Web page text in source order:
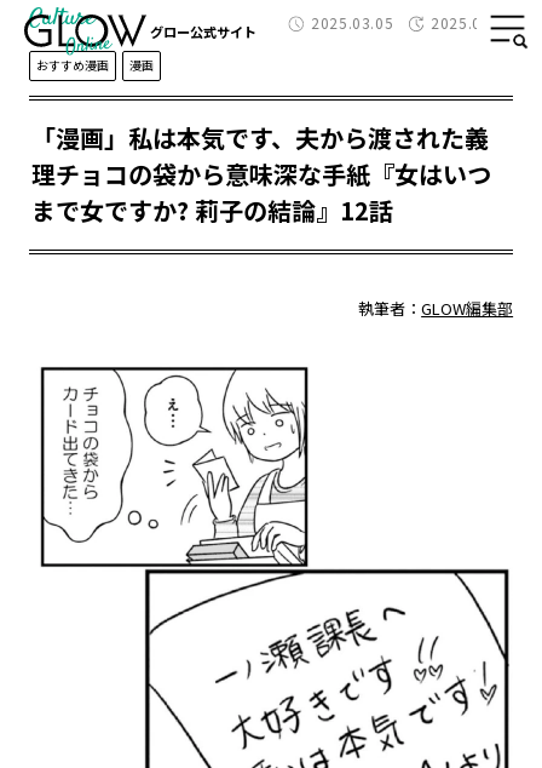
グロー公式サイト 2025.03.05 2025.03.07
Culture
おすすめ漫画 漫画
「漫画」私は本気です、夫から渡された義
理チョコの袋から意味深な手紙『女はいつ
まで女ですか? 莉子の結論』12話
執筆者：GLOW編集部